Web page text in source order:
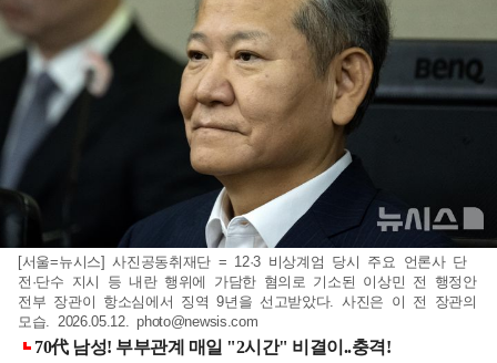
[서울=뉴시스] 사진공동취재단 = 12·3 비상계엄 당시 주요 언론사 단
전·단수 지시 등 내란 행위에 가담한 혐의로 기소된 이상민 전 행정안
전부 장관이 항소심에서 징역 9년을 선고받았다. 사진은 이 전 장관의
모습. 2026.05.12.photo@newsis.com